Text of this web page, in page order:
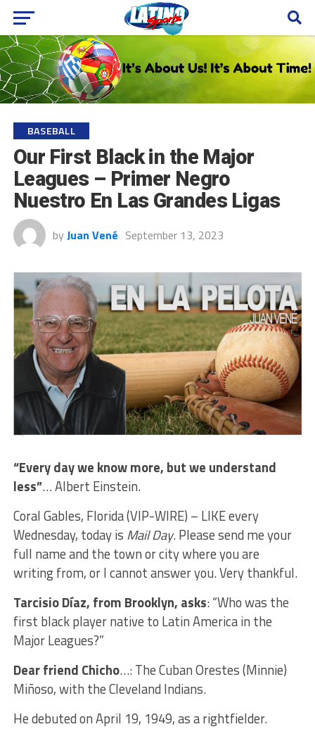
BASEBALL
Our First Black in the Major
Leagues – Primer Negro
Nuestro En Las Grandes Ligas
by Juan Vené September 13, 2023
“Every day we know more, but we understand
less”… Albert Einstein.
Coral Gables, Florida (VIP-WIRE) – LIKE every
Wednesday, today is Mail Day. Please send me your
full name and the town or city where you are
writing from, or I cannot answer you. Very thankful.
Tarcisio Díaz, from Brooklyn, asks: “Who was the
first black player native to Latin America in the
Major Leagues?”
Dear friend Chicho…: The Cuban Orestes (Minnie)
Miñoso, with the Cleveland Indians.
He debuted on April 19, 1949, as a rightfielder.